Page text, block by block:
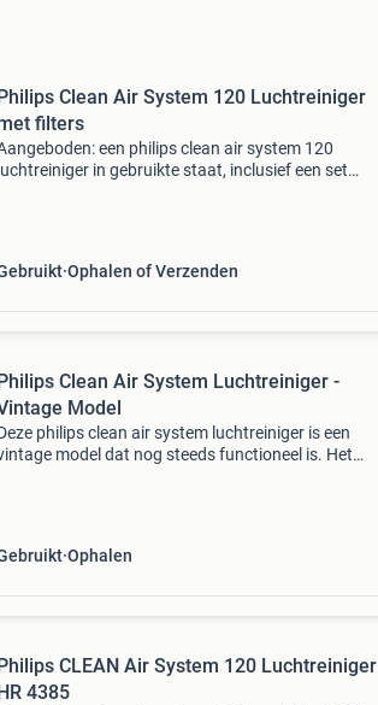
Clean Air System 120 Luchtreiniger
filters
een philips clean air system 120
luchtreiniger in gebruikte staat, inclusief een set
Ophalen of Verzenden
Clean Air System Luchtreiniger -
Model
philips clean air system luchtreiniger is een
model dat nog steeds functioneel is. Het
Ophalen
CLEAN Air System 120 Luchtreiniger
4385